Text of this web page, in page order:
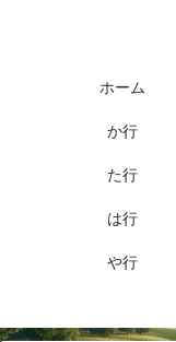
ホーム
か行
た行
は行
や行